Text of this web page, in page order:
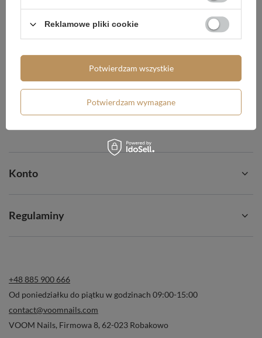
Chcę zareklamować produkt
Chcę zwrócić produkt
Chcę wymienić produkt
Konto
Regulaminy
+48 885 900 666
Od poniedziałku do piątku w godzinach 09:00-15:00
contact@voomnails.com
VOOM Nails, Firmowa 8, 62-023 Robakowo
Reklamowe pliki cookie
Potwierdzam wymagane
Potwierdzam wszystkie